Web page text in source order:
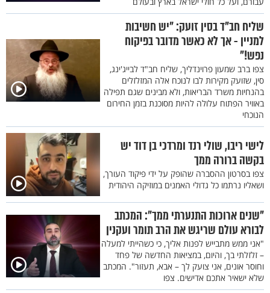
שליח חב"ד בסין זועק: "יש חשיבות
למניין - אך לא כאשר מדובר בפיקוח
נפש!"
צפו ברב שמעון פרוינדליך, שליח חב"ד לבייג'ינג,
סין, שזועק מקירות לבו לנוכח אלה המזלזלים
בהנחיות משרד הבריאות, ולא מבינים שגם תפילה
באוויר הפתוח עלולה להיות מסוכנת בזמן החירום
הנוכחי
לישי ריבו, שולי רנד ומרדכי בן דוד יש
בקשה ברורה ממך
צפו בסרטון ההסברה שהופק על ידי פיקוד העורך,
ושאליו נרתמו כל גדולי האמנים במוזיקה היהודית
"שנים ארוכות התנערתי ממך": המכתב
לבורא עולם שריגש את הרב תומר ועקנין
"אני ממש מתבייש לפנות אליך, כי כשהייתי למעלה
– זלזלתי בך, והיום, במציאות החדשה של פחד
וחוסר אונים, אני צועק לך – אבא, תעזור". המכתב
שלא ישאיר אתכם אדישים. צפו